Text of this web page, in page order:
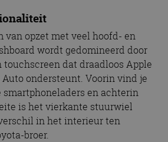
opzet met veel hoofd- en
wordt gedomineerd door
touchscreen dat draadloos Apple
ondersteunt. Voorin vind je
smartphoneladers en achterin
is het vierkante stuurwiel
in het interieur ten
broer.